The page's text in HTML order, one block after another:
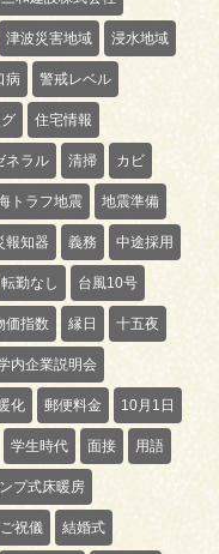
津波災害地域 浸水地域
病 警戒レベル
住宅情報
ネラル 清掃 カビ
トラフ地震 地震準備
報知器 義務 中途採用
転勤なし 台風10号
価指数 縁日 十五夜
内企業説明会
化 郵便料金 10月1日
学生時代 面接 用語
プ式床暖房
祝儀 結婚式